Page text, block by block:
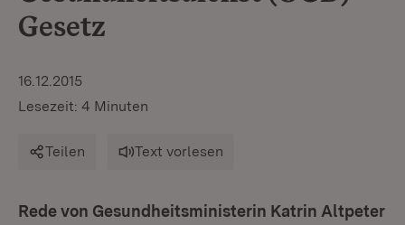
Gesetz
16.12.2015
Lesezeit: 4 Minuten
Teilen Text vorlesen
Rede von Gesundheitsministerin Katrin Altpeter